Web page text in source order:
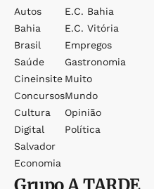
Autos
Bahia
Brasil
Saúde
Cineinsite
Concursos
Cultura
Digital
Salvador
Economia
E.c. Bahia
E.c. Vitória
Empregos
Gastronomia
Muito
Mundo
Opinião
Política